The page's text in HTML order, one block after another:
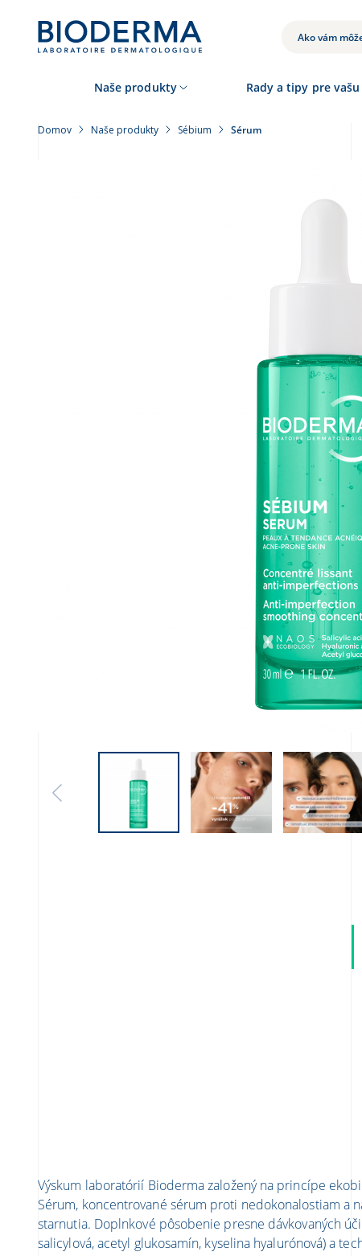
VYHĽADÁVANIE
Naše produkty Rady a tipy pre
Domov Naše produkty Sébium Sérum
Výskum laboratórií Bioderma založený na princípe
Sérum, koncentrované sérum proti nedokonalostiam a
starnutia. Doplnkové pôsobenie presne dávkovaných
salicylová, acetyl glukosamín, kyselina hyalurónová) a